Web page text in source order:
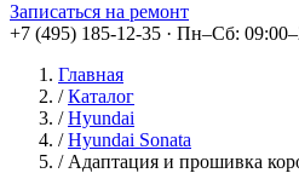
Записаться на ремонт
+7 (495) 185-12-35 · Пн–Сб:
Главная
/ Каталог
/ Hyundai
/ Hyundai Sonata
/ Адаптация и прошивка